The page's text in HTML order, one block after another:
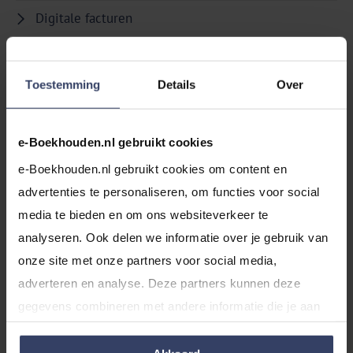
Toestemming Details Over
e-Boekhouden.nl gebruikt cookies
e-Boekhouden.nl gebruikt cookies om content en
advertenties te personaliseren, om functies voor social
media te bieden en om ons websiteverkeer te
analyseren. Ook delen we informatie over je gebruik van
onze site met onze partners voor social media,
adverteren en analyse. Deze partners kunnen deze
gegevens combineren met andere informatie die je aan
Digitale facturen
Bekijk alles voor een bedrijf starten
KvK startersdag
Inschrijven
Kvk-nummer
Kvk uittreksel